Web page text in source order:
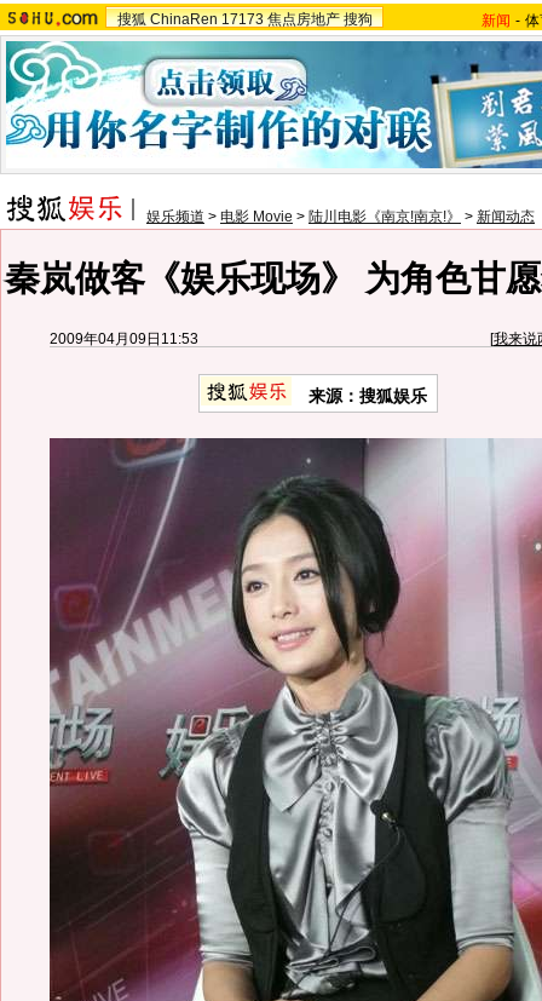
搜狐 ChinaRen 17173 焦点房地产 搜狗 新闻 -
娱乐频道 > 电影 Movie > 陆川电影《南京!南京!》 > 新闻动态
秦岚做客《娱乐现场》 为角色甘
2009年04月09日11:53 [我来说
来源：搜狐娱乐